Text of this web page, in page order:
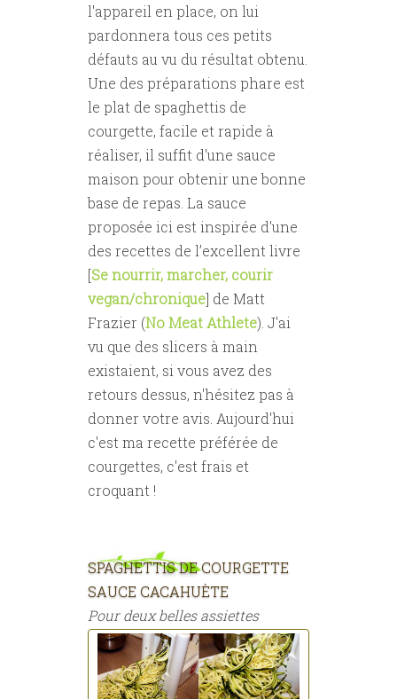
l'appareil en place, on lui
pardonnera tous ces petits
défauts au vu du résultat obtenu.
Une des préparations phare est
le plat de spaghettis de
courgette, facile et rapide à
réaliser, il suffit d'une sauce
maison pour obtenir une bonne
base de repas. La sauce
proposée ici est inspirée d'une
des recettes de l’excellent livre
[Se nourrir, marcher, courir
vegan/chronique] de Matt
Frazier (No Meat Athlete). J'ai
vu que des slicers à main
existaient, si vous avez des
retours dessus, n'hésitez pas à
donner votre avis. Aujourd'hui
c'est ma recette préférée de
courgettes, c'est frais et
croquant !
SPAGHETTIS DE COURGETTE
SAUCE CACAHUÈTE
Pour deux belles assiettes